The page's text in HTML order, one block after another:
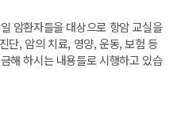
암환자들을 대상으로 항암 교실을
단, 암의 치료, 영양, 운동, 보험 등
해 하시는 내용들로 시행하고 있습